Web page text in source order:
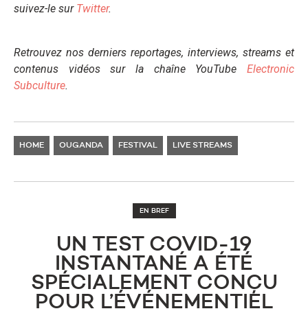
suivez-le sur Twitter.
Retrouvez nos derniers reportages, interviews, streams et
contenus vidéos sur la chaîne YouTube Electronic
Subculture.
HOME OUGANDA FESTIVAL LIVE STREAMS
EN BREF
UN TEST COVID-19
INSTANTANÉ A ÉTÉ
SPÉCIALEMENT CONÇU
POUR L’ÉVÉNEMENTIEL